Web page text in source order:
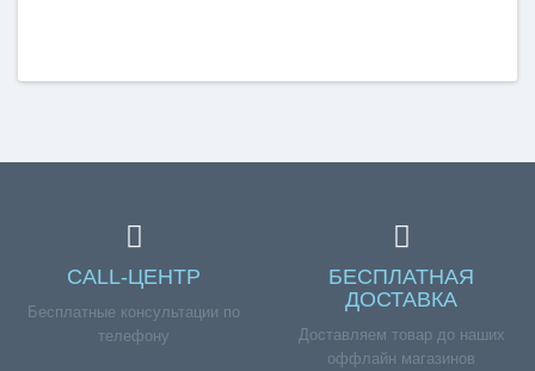
CALL-ЦЕНТР
Бесплатные консультации по
телефону
БЕСПЛАТНАЯ
ДОСТАВКА
Доставляем товар до наших
оффлайн магазинов